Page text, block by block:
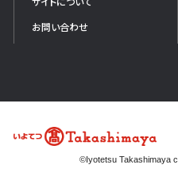
お問い合わせ
©Iyotetsu Takashimaya